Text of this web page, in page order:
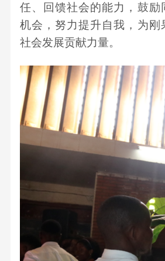
任、回馈社会的能力，鼓励
机会，努力提升自我，为刚
社会发展贡献力量。